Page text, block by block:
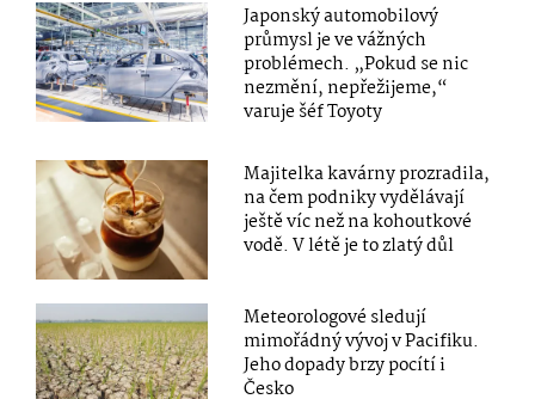
Japonský automobilový
průmysl je ve vážných
problémech. „Pokud se nic
nezmění, nepřežijeme,“
varuje šéf Toyoty
Majitelka kavárny prozradila,
na čem podniky vydělávají
ještě víc než na kohoutkové
vodě. V létě je to zlatý důl
Meteorologové sledují
mimořádný vývoj v Pacifiku.
Jeho dopady brzy pocítí i
Česko